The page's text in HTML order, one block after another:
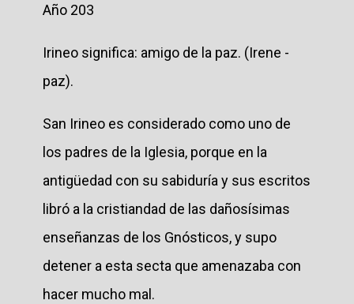
Año 203
Irineo significa: amigo de la paz. (Irene -
paz).
San Irineo es considerado como uno de
los padres de la Iglesia, porque en la
antigüedad con su sabiduría y sus escritos
libró a la cristiandad de las dañosísimas
enseñanzas de los Gnósticos, y supo
detener a esta secta que amenazaba con
hacer mucho mal.